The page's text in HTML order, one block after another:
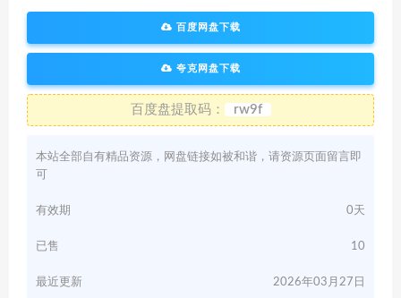
百度网盘下载
夸克网盘下载
百度盘提取码： rw9f
本站全部自有精品资源，网盘链接如被和谐，请资源页面留言即
可
有效期 0天
已售 10
最近更新 2026年03月27日